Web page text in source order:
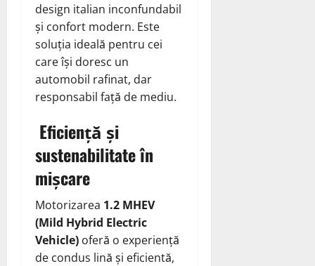
design italian inconfundabil
și confort modern. Este
soluția ideală pentru cei
care își doresc un
automobil rafinat, dar
responsabil față de mediu.
Eficiență și
sustenabilitate în
mișcare
Motorizarea 1.2 MHEV
(Mild Hybrid Electric
Vehicle) oferă o experiență
de condus lină și eficientă,